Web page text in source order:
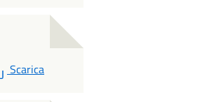
PDF
Scarica